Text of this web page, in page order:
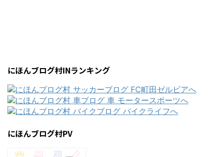
にほんブログ村INランキング
にほんブログ村PV